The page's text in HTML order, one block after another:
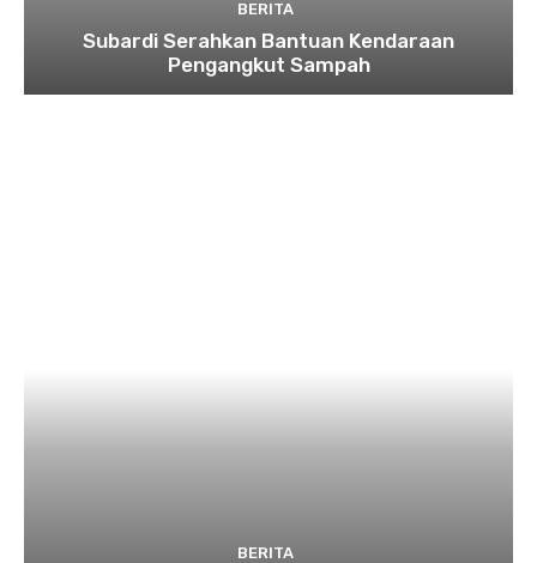
BERITA
Subardi Serahkan Bantuan Kendaraan
Pengangkut Sampah
BERITA